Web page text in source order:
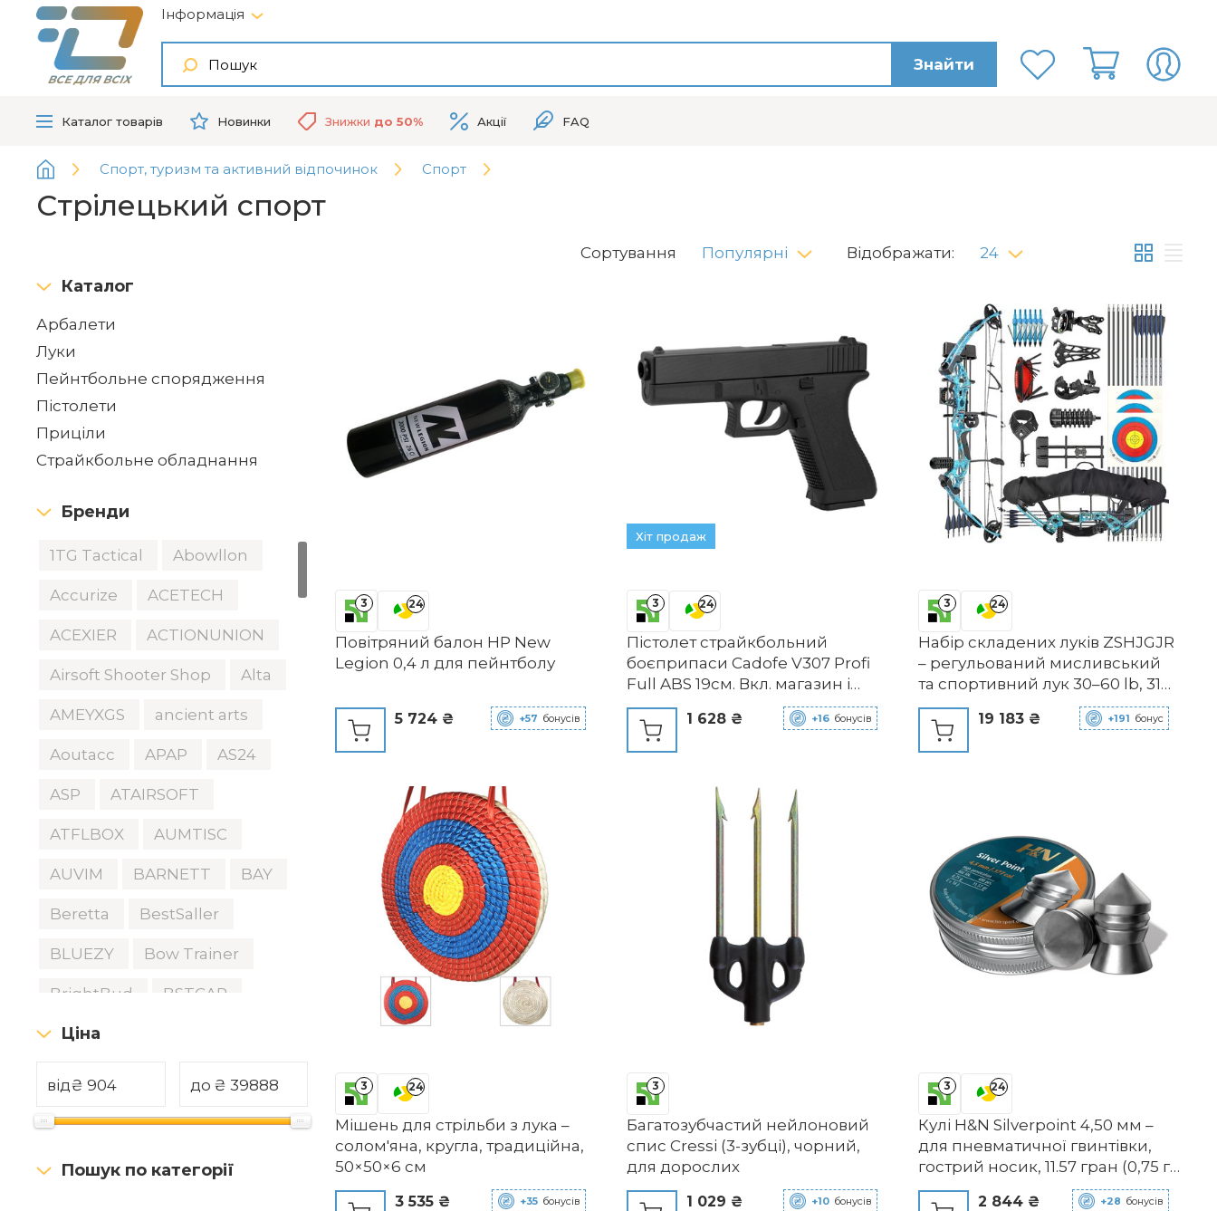
ВСЕ ДЛЯ ВСІХ
Інформація
Знайти
Каталог товарів Новинки Знижки до 50% Акції FAQ
Спорт, туризм та активний відпочинок Спорт
Стрілецький спорт
Каталог
Арбалети
Луки
Пейнтбольне спорядження
Пістолети
Приціли
Страйкбольне обладнання
Бренди
1TG Tactical Abowllon
Accurize ACETECH
ACEXIER ACTIONUNION
Airsoft Shooter Shop Alta
AMEYXGS ancient arts
Aoutacc APAP AS24
ASP ATAIRSOFT
ATFLBOX AUMTISC
AUVIM BARNETT BAY
Beretta BestSaller
BLUEZY Bow Trainer
BrightBud BSTCAR
BSW
CPROSP CRESSI Cyma
Ціна
від₴ до ₴
Пошук по категорії
Сортування Популярні Відображати: 24
3 24
Повітряний балон HP New
Legion 0,4 л для пейнтболу
5 724 ₴ +57 бонусів
Хіт продаж
3 24
Пістолет страйкбольний
боєприпаси Cadofe V307 Profi
Full ABS 19см. Вкл. магазин і
менше 0.5 Дж (від 14 років)
1 628 ₴ +16 бонусів
3 24
Набір складених луків ZSHJGJR
– регульований мисливський
та спортивний лук 30–60 lb, 310
fps, для правшів, синій
19 183 ₴ +191 бонус
3 24
Мішень для стрільби з лука –
солом'яна, кругла, традиційна,
50×50×6 см
3 535 ₴ +35 бонусів
3
Багатозубчастий нейлоновий
спис Cressi (3-зубці), чорний,
для дорослих
1 029 ₴ +10 бонусів
3 24
Кулі H&N Silverpoint 4,50 мм –
для пневматичної гвинтівки,
гострий носик, 11.57 гран (0,75 г),
500 шт.
2 844 ₴ +28 бонусів